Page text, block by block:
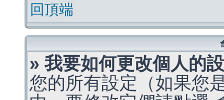
回頂端
» 我要如何更改個人的
您的所有設定（如果您